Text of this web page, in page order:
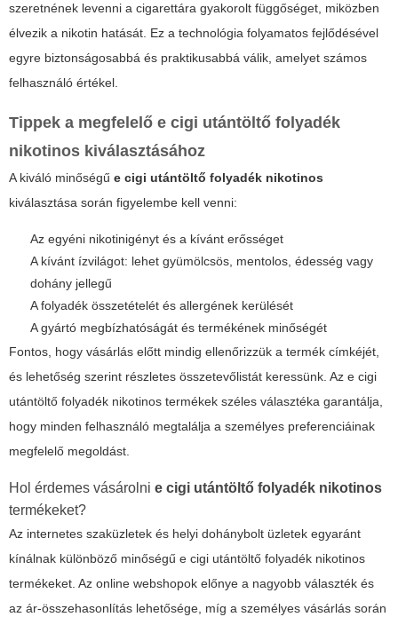
szeretnének levenni a cigarettára gyakorolt függőséget, miközben
élvezik a nikotin hatását. Ez a technológia folyamatos fejlődésével
egyre biztonságosabbá és praktikusabbá válik, amelyet számos
felhasználó értékel.
Tippek a megfelelő e cigi utántöltő folyadék
nikotinos kiválasztásához
A kiváló minőségű e cigi utántöltő folyadék nikotinos
kiválasztása során figyelembe kell venni:
Az egyéni nikotinigényt és a kívánt erősséget
A kívánt ízvilágot: lehet gyümölcsös, mentolos, édesség vagy
dohány jellegű
A folyadék összetételét és allergének kerülését
A gyártó megbízhatóságát és termékének minőségét
Fontos, hogy vásárlás előtt mindig ellenőrizzük a termék címkéjét,
és lehetőség szerint részletes összetevőlistát keressünk. Az e cigi
utántöltő folyadék nikotinos termékek széles választéka garantálja,
hogy minden felhasználó megtalálja a személyes preferenciáinak
megfelelő megoldást.
Hol érdemes vásárolni e cigi utántöltő folyadék nikotinos
termékeket?
Az internetes szaküzletek és helyi dohánybolt üzletek egyaránt
kínálnak különböző minőségű e cigi utántöltő folyadék nikotinos
termékeket. Az online webshopok előnye a nagyobb választék és
az ár-összehasonlítás lehetősége, míg a személyes vásárlás során